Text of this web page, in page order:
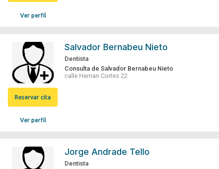
Ver perfil
Ver perfil
Reservar cita
Salvador Bernabeu Nieto
Dentista
Consulta de Salvador Bernabeu Nieto
calle Hernan Cortes 22
Jorge Andrade Tello
Dentista